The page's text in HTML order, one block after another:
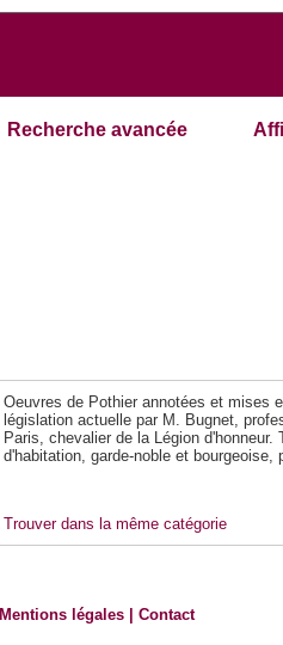
Recherche avancée
Oeuvres de Pothier annotées et mises
législation actuelle par M. Bugnet,
Paris, chevalier de la Légion
d'habitation, garde-noble et
Trouver dans la même catégorie
Mentions légales |Contact